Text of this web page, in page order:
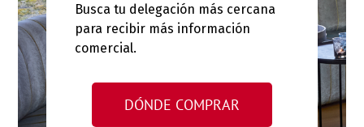
Busca tu delegación más cercana
para recibir más información
comercial.
DÓNDE COMPRAR